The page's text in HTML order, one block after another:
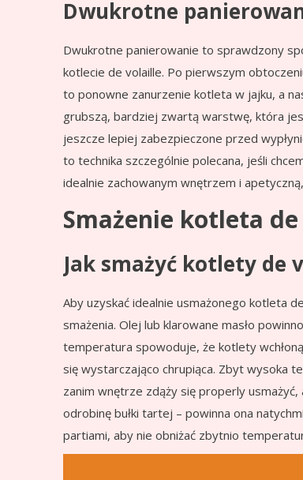
Dwukrotne
Dwukrotne panierowanie to sprawdzony
kotlecie de volaille. Po pierwszym
to ponowne zanurzenie kotleta w jajku, a
grubszą, bardziej zwartą warstwę, która
jeszcze lepiej zabezpieczone przed
to technika szczególnie polecana, jeśli
idealnie zachowanym wnętrzem i
Smażenie kotleta
Jak smażyć kotlety
Aby uzyskać idealnie usmażonego kotleta
smażenia. Olej lub klarowane masło
temperatura spowoduje, że kotlety
się wystarczająco chrupiąca. Zbyt wysoka
zanim wnętrze zdąży się properly
odrobinę bułki tartej – powinna ona
partiami, aby nie obniżać zbytnio